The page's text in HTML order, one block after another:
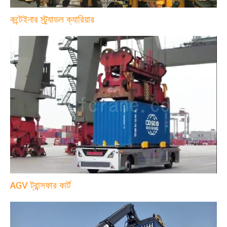
কন্টেইনার স্ট্র্যাডল ক্যারিয়ার
AGV ট্রান্সফার কার্ট